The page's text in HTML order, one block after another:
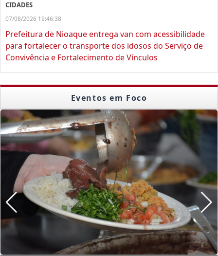
CIDADES
07/08/2026 19:46:38
Prefeitura de Nioaque entrega van com acessibilidade
para fortalecer o transporte dos idosos do Serviço de
Convivência e Fortalecimento de Vínculos
Eventos em Foco